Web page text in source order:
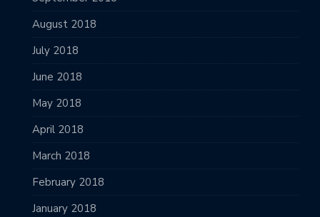
August 2018
July 2018
June 2018
May 2018
April 2018
March 2018
February 2018
January 2018